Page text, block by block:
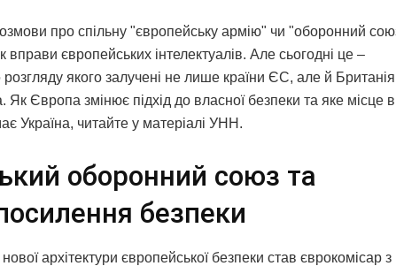
про спільну "європейську армію" чи "оборонний
європейських інтелектуалів. Але сьогодні це –
якого залучені не лише країни ЄС, але й
Як Європа змінює підхід до власної безпеки та яке місце в
Україна, читайте у матеріалі УНН.
оборонний союз та
безпеки
архітектури європейської безпеки став єврокомісар з